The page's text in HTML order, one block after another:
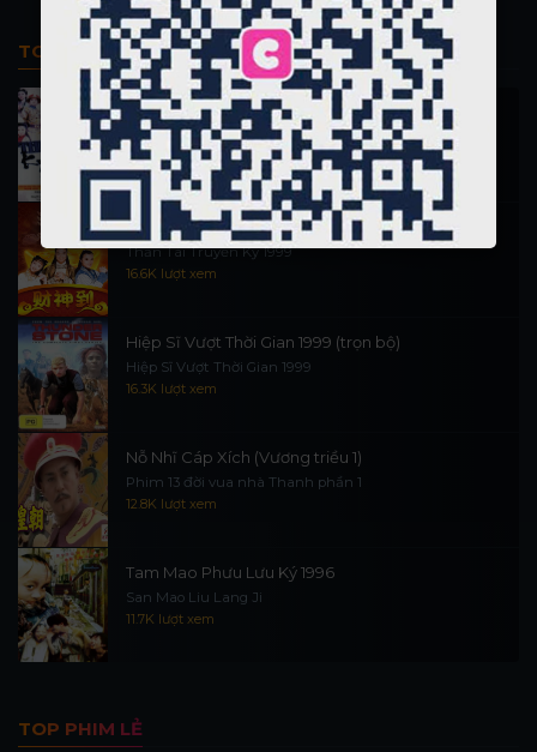
TOP PHIM BỘ
Thi Công Kỳ Án 1997
施公奇案 1997
90.1K lượt xem
Thần Tài Đến 1999
Thần Tài Truyền Kỳ 1999
16.6K lượt xem
Hiệp Sĩ Vượt Thời Gian 1999 (trọn bộ)
Hiệp Sĩ Vượt Thời Gian 1999
16.3K lượt xem
Nỗ Nhĩ Cáp Xích (Vương triều 1)
Phim 13 đời vua nhà Thanh phần 1
12.8K lượt xem
Tam Mao Phưu Lưu Ký 1996
San Mao Liu Lang Ji
11.7K lượt xem
TOP PHIM LẺ